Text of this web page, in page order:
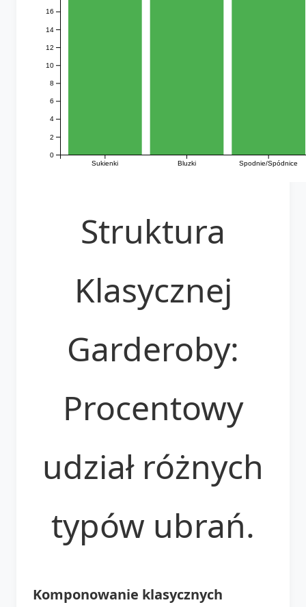
Sukienki Bluzki Spodnie/Spódnice
0
2
4
6
8
10
12
14
16
Struktura
Klasycznej
Garderoby:
Procentowy
udział różnych
typów ubrań.
Komponowanie klasycznych